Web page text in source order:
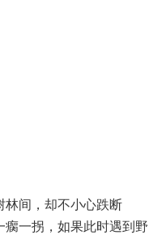
林间，却不小心跌断
瘸一拐，如果此时遇到野